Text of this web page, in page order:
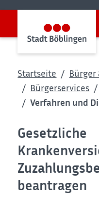
Startseite
Bürger
Bürgerservices
Verfahren und
Gesetzliche
beantragen